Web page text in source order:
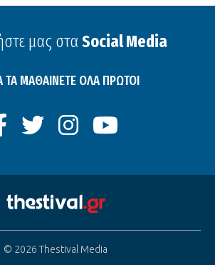
μας στα Social Media
ΤΑ ΜΑΘΑΙΝΕΤΕ ΟΛΑ ΠΡΩΤΟΙ
© 2026 Thestival Media